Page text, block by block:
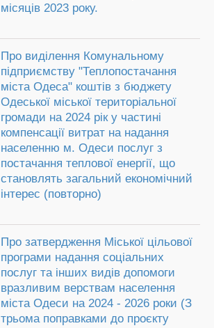
місяців 2023 року.
Про виділення Комунальному
підприємству "Теплопостачання
міста Одеса" коштів з бюджету
Одеської міської територіальної
громади на 2024 рік у частині
компенсації витрат на надання
населенню м. Одеси послуг з
постачання теплової енергії, що
становлять загальний економічний
інтерес (повторно)
Про затвердження Міської цільової
програми надання соціальних
послуг та інших видів допомоги
вразливим верствам населення
міста Одеси на 2024 - 2026 роки (З
трьома поправками до проєкту